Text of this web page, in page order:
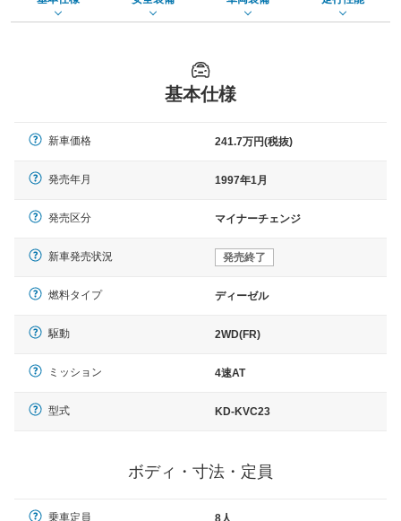
基本仕様
新車価格 241.7万円(税抜)
発売年月 1997年1月
発売区分 マイナーチェンジ
新車発売状況 発売終了
燃料タイプ ディーゼル
駆動 2WD(FR)
ミッション 4速AT
型式 KD-KVC23
ボディ・寸法・定員
乗車定員 8人